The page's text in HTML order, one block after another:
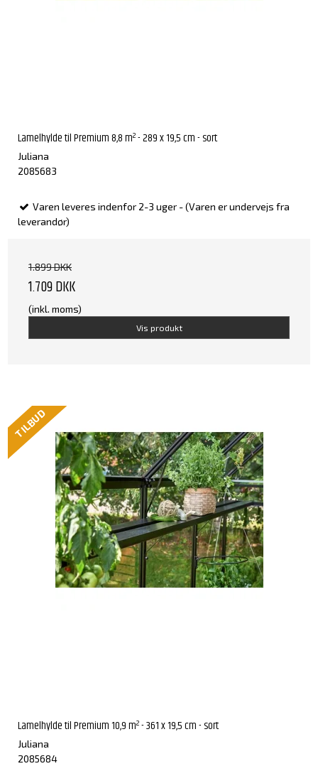
Lamelhylde til Premium 8,8 m² - 289 x 19,5 cm - sort
Juliana
2085683
Varen leveres indenfor 2-3 uger - (Varen er undervejs fra
leverandør)
1.899 DKK
1.709 DKK
(inkl. moms)
Vis produkt
TILBUD
Lamelhylde til Premium 10,9 m² - 361 x 19,5 cm - sort
Juliana
2085684